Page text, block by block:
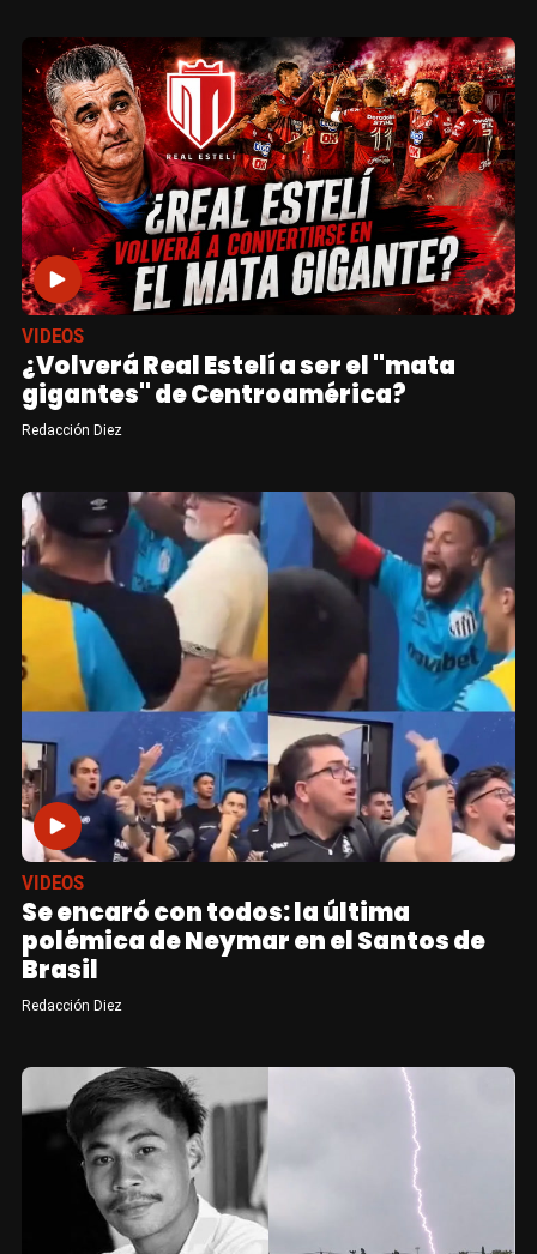
VIDEOS
¿Volverá Real Estelí a ser el "mata
gigantes" de Centroamérica?
Redacción Diez
VIDEOS
Se encaró con todos: la última
polémica de Neymar en el Santos de
Brasil
Redacción Diez